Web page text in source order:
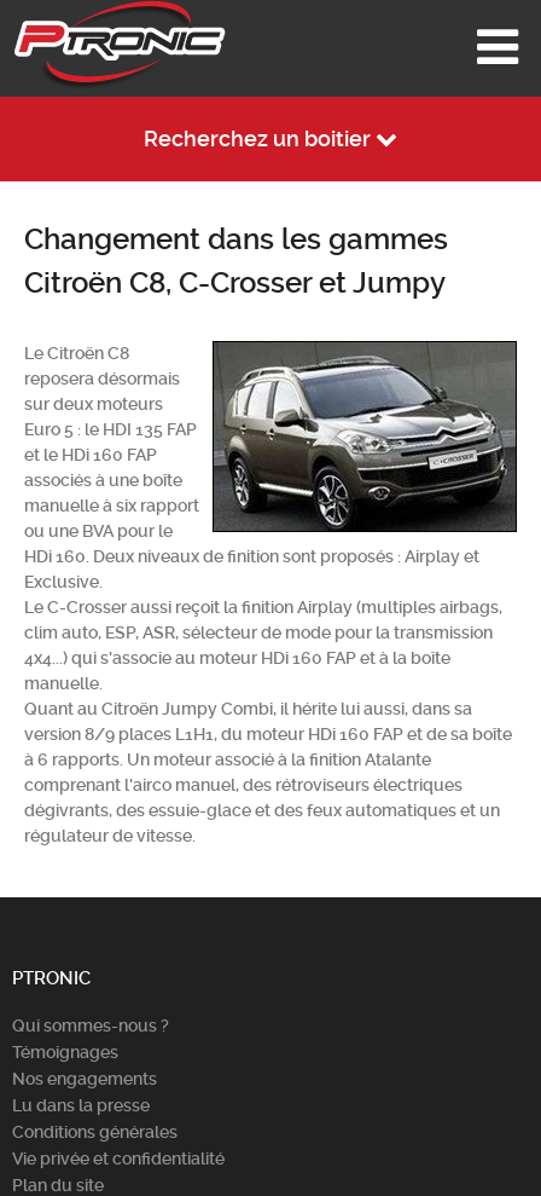
Recherchez un boitier
Changement dans les gammes
Citroën C8, C-Crosser et Jumpy
Le Citroën C8
reposera désormais
sur deux moteurs
Euro 5 : le HDI 135 FAP
et le HDi 160 FAP
associés à une boîte
manuelle à six rapport
ou une BVA pour le
HDi 160. Deux niveaux de finition sont proposés : Airplay et
Exclusive.
Le C-Crosser aussi reçoit la finition Airplay (multiples airbags,
clim auto, ESP, ASR, sélecteur de mode pour la transmission
4x4...) qui s'associe au moteur HDi 160 FAP et à la boîte
manuelle.
Quant au Citroën Jumpy Combi, il hérite lui aussi,dans sa
version 8/9 places L1H1, du moteur HDi 160 FAP et de sa boîte
à 6 rapports. Un moteur associé à la finition Atalante
comprenant l'airco manuel, des rétroviseurs électriques
dégivrants, des essuie-glace et des feux automatiques et un
régulateur de vitesse.
PTRONIC
Qui sommes-nous ?
Témoignages
Nos engagements
Lu dans la presse
Conditions générales
Vie privée et confidentialité
Plan du site